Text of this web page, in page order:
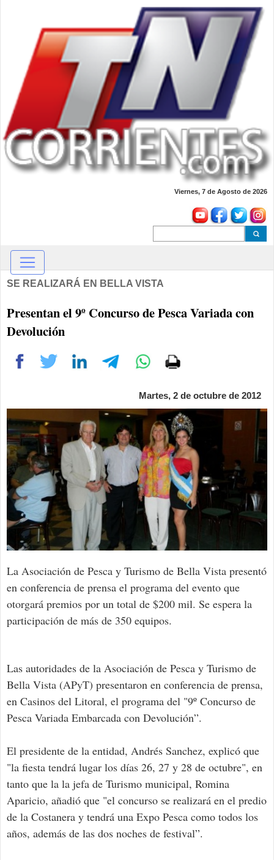
Viernes, 7 de Agosto de 2026
SE REALIZARÁ EN BELLA VISTA
Presentan el 9º Concurso de Pesca Variada con
Devolución
Martes, 2 de octubre de 2012
La Asociación de Pesca y Turismo de Bella Vista presentó
en conferencia de prensa el programa del evento que
otorgará premios por un total de $200 mil. Se espera la
participación de más de 350 equipos.
Las autoridades de la Asociación de Pesca y Turismo de
Bella Vista (APyT) presentaron en conferencia de prensa,
en Casinos del Litoral, el programa del "9º Concurso de
Pesca Variada Embarcada con Devolución”.
El presidente de la entidad, Andrés Sanchez, explicó que
"la fiesta tendrá lugar los días 26, 27 y 28 de octubre", en
tanto que la la jefa de Turismo municipal, Romina
Aparicio, añadió que "el concurso se realizará en el predio
de la Costanera y tendrá una Expo Pesca como todos los
años, además de las dos noches de festival”.